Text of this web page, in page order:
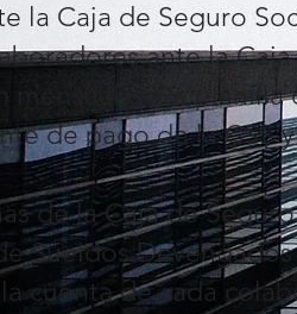
la Caja de Seguro
ante la
mensual de la planilla
de pago de la CSS
de la Caja de
Sueldos
cuenta de cada